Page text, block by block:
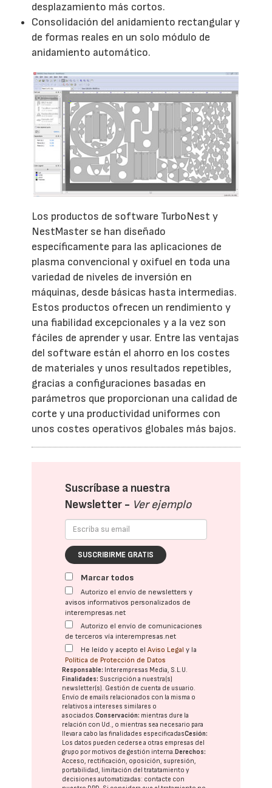
desplazamiento más cortos.
Consolidación del anidamiento rectangular y
de formas reales en un solo módulo de
anidamiento automático.
Los productos de software TurboNest y
NestMaster se han diseñado
específicamente para las aplicaciones de
plasma convencional y oxifuel en toda una
variedad de niveles de inversión en
máquinas, desde básicas hasta intermedias.
Estos productos ofrecen un rendimiento y
una fiabilidad excepcionales y a la vez son
fáciles de aprender y usar. Entre las ventajas
del software están el ahorro en los costes
de materiales y unos resultados repetibles,
gracias a configuraciones basadas en
parámetros que proporcionan una calidad de
corte y una productividad uniformes con
unos costes operativos globales más bajos.
Suscríbase a nuestra
Newsletter - Ver ejemplo
SUSCRIBIRME GRATIS
Marcar todos
Autorizo el envío de newsletters y
avisos informativos personalizados de
interempresas.net
Autorizo el envío de comunicaciones
de terceros vía interempresas.net
He leído y acepto elAviso Legal y la
Política de Protección de Datos
Responsable: Interempresas Media, S.L.U.
Finalidades: Suscripción a nuestra(s)
newsletter(s). Gestión de cuenta de usuario.
Envío de emails relacionados con la misma o
relativos a intereses similares o
asociados.Conservación: mientras dure la
relación con Ud., o mientras sea necesario para
llevar a cabo las finalidades especificadasCesión:
Los datos pueden cederse a otras empresas del
grupo por motivos de gestión interna.Derechos:
Acceso, rectificación, oposición, supresión,
portabilidad, limitación del tratatamiento y
decisiones automatizadas: contacte con